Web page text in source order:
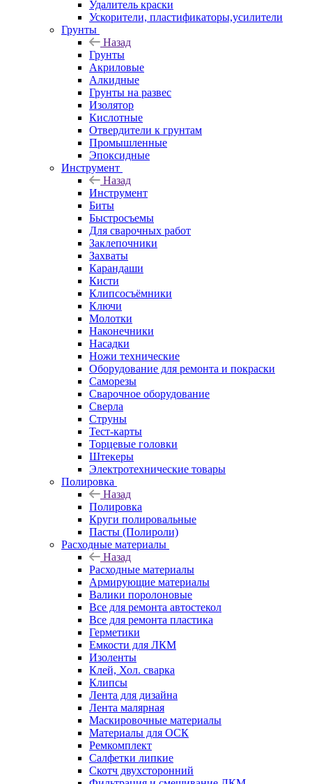
Удалитель краски
Ускорители, пластификаторы,усилители
Грунты
Назад
Грунты
Акриловые
Алкидные
Грунты на развес
Изолятор
Кислотные
Отвердители к грунтам
Промышленные
Эпоксидные
Инструмент
Назад
Инструмент
Биты
Быстросъемы
Для сварочных работ
Заклепочники
Захваты
Карандаши
Кисти
Клипсосъёмники
Ключи
Молотки
Наконечники
Насадки
Ножи технические
Оборудование для ремонта и покраски
Саморезы
Сварочное оборудование
Сверла
Струны
Тест-карты
Торцевые головки
Штекеры
Электротехнические товары
Полировка
Назад
Полировка
Круги полировальные
Пасты (Полироли)
Расходные материалы
Назад
Расходные материалы
Армирующие материалы
Валики поролоновые
Все для ремонта автостекол
Все для ремонта пластика
Герметики
Емкости для ЛКМ
Изоленты
Клей, Хол. сварка
Клипсы
Лента для дизайна
Лента малярная
Маскировочные материалы
Материалы для ОСК
Ремкомплект
Салфетки липкие
Скотч двухсторонний